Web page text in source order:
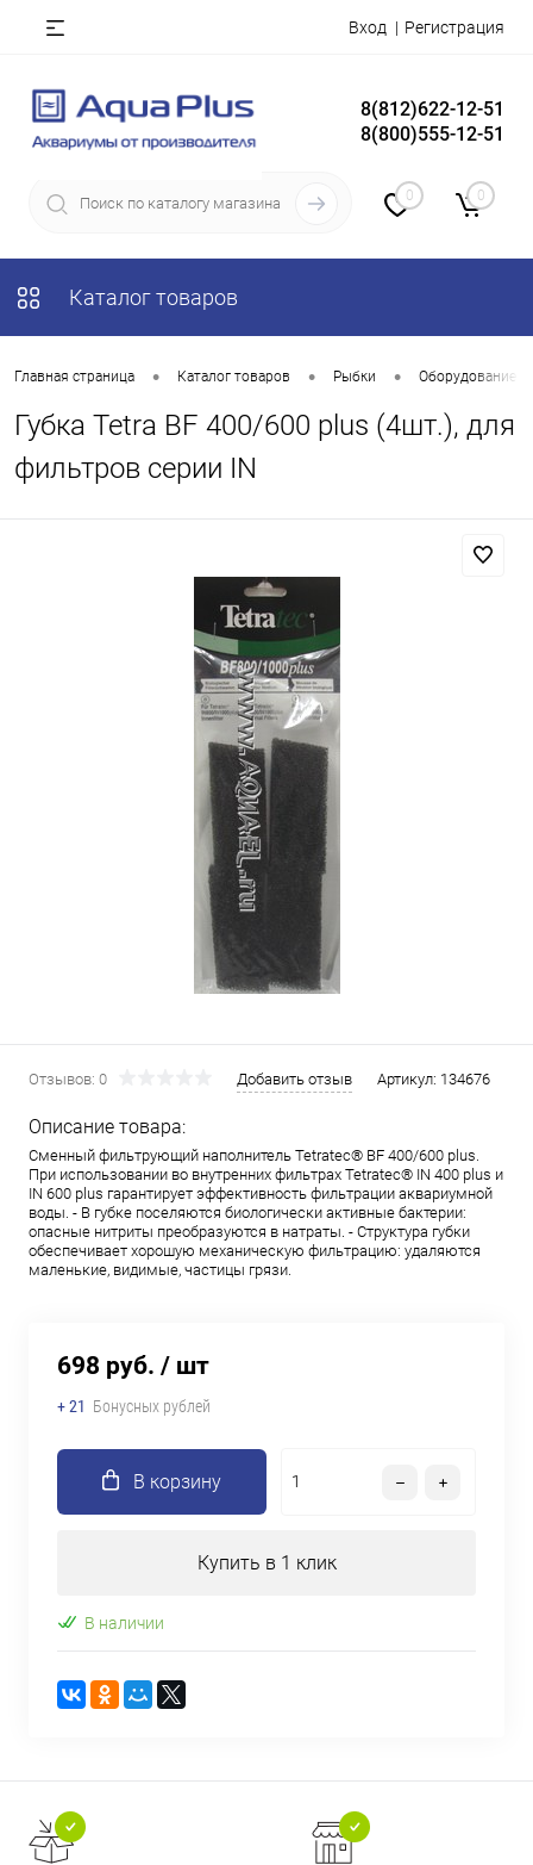
Вход Регистрация
8(812)622-12-51
8(800)555-12-51
0 0
Каталог товаров
Главная страница • Каталог товаров • Рыбки • Оборудование
Губка Tetra BF 400/600 plus (4шт.), для
фильтров серии IN
Отзывов: 0 Добавить отзыв Артикул: 134676
Описание товара:
Сменный фильтрующий наполнитель Tetratec® BF 400/600 plus.
При использовании во внутренних фильтрах Tetratec® IN 400 plus и
IN 600 plus гарантирует эффективность фильтрации аквариумной
воды. - В губке поселяются биологически активные бактерии:
опасные нитриты преобразуются в натраты. - Структура губки
обеспечивает хорошую механическую фильтрацию: удаляются
маленькие, видимые, частицы грязи.
698 руб. / шт
+ 21 Бонусных рублей
В корзину
Купить в 1 клик
В наличии